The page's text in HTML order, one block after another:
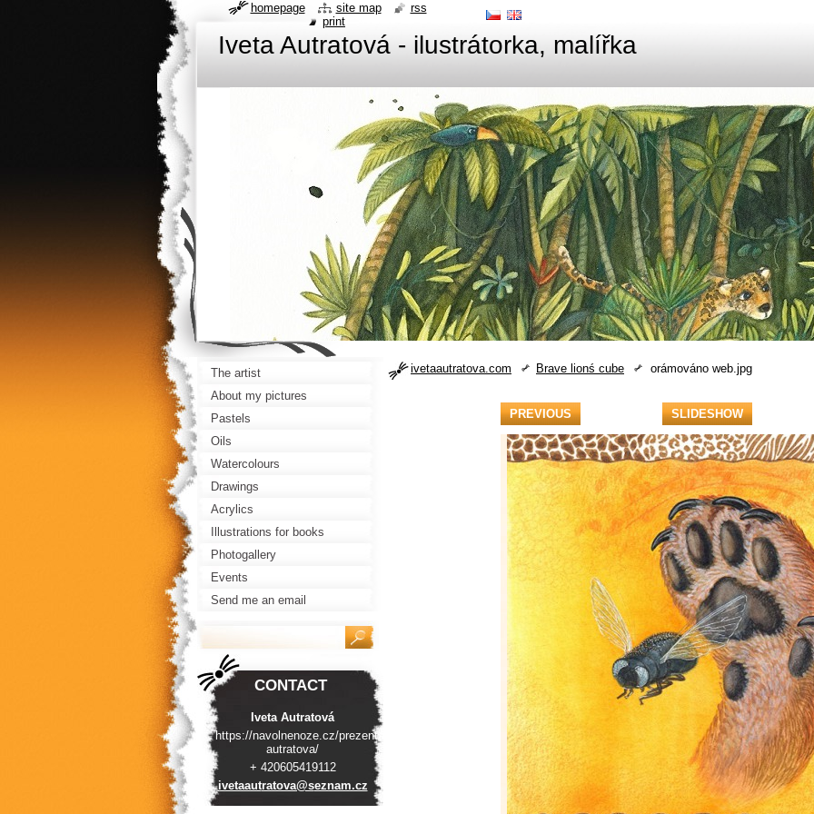
Iveta Autratová - ilustrátorka, malířka
ivetaautratova.com Brave lionś cube orámováno web.jpg
PREVIOUS SLIDESHOW
The artist
About my pictures
Pastels
Oils
Watercolours
Drawings
Acrylics
Illustrations for books
Photogallery
Events
Send me an email
CONTACT
Iveta Autratová
https://navolnenoze.cz/prezentace/iveta-
autratova/
+ 420605419112
ivetaautratova@seznam.cz
homepage site map
rss
print